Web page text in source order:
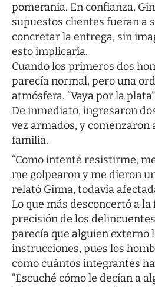
pomerania. En confianza,
supuestos clientes fueran a
concretar la entrega, sin
esto implicaría.
Cuando los primeros dos
parecía normal, pero una
atmósfera. “Vaya por la
De inmediato, ingresaron
vez armados, y comenzaron
familia.
“Como intenté resistirme,
me golpearon y me dieron
relató Ginna, todavía
Lo que más desconcertó a
precisión de los
parecía que alguien externo
instrucciones, pues los
como cuántos integrantes
“Escuché cómo le decían a